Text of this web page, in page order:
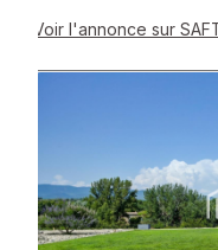
Voir l'annonce sur